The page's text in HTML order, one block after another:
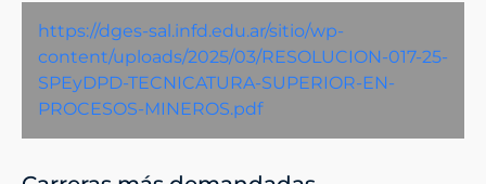
https://dges-sal.infd.edu.ar/sitio/wp-
content/uploads/2025/03/RESOLUCION-017-25-
SPEyDPD-TECNICATURA-SUPERIOR-EN-
PROCESOS-MINEROS.pdf